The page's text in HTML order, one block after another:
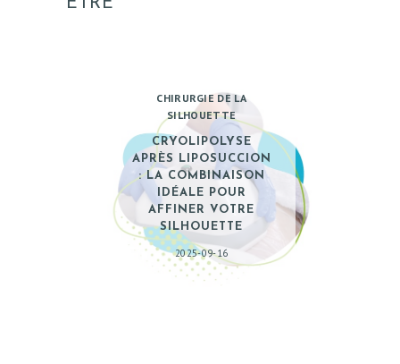
CHIRURGIE DE LA
SILHOUETTE
CRYOLIPOLYSE
APRÈS LIPOSUCCION
: LA COMBINAISON
IDÉALE POUR
AFFINER VOTRE
SILHOUETTE
2025-09-16